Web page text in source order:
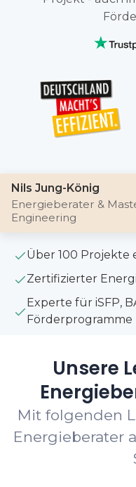
Nils Jung-König
Energieberater &
Engineering
Über 100
Zertifizierter
Experte für iSFP,
Förderprogramme
Unsere
Mit folgenden
Energieberater